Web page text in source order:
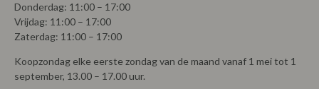
Donderdag: 11:00 – 17:00
Vrijdag: 11:00 – 17:00
Zaterdag: 11:00 – 17:00
Koopzondag elke eerste zondag van de maand vanaf 1 mei tot 1
september, 13.00 – 17.00 uur.